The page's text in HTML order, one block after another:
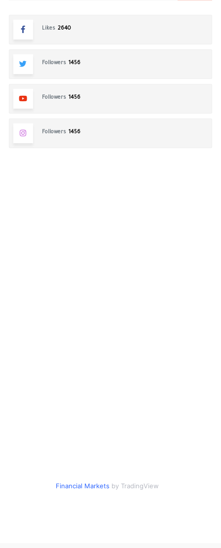
Likes 2640
Followers 1456
Followers 1456
Followers 1456
Financial Markets by TradingView